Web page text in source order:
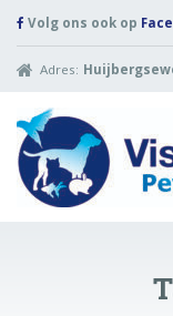
Volg ons ook op
Adres: